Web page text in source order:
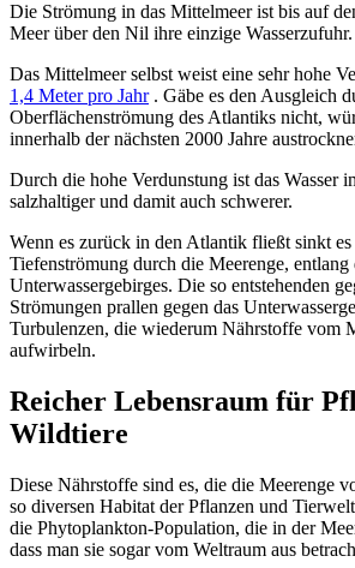
Die Strömung in das Mittelmeer ist bis auf
Meer über den Nil ihre einzige Wasserzufuhr.
Das Mittelmeer selbst weist eine sehr hohe
1,4 Meter pro Jahr. Gäbe es den Ausgleich
Oberflächenströmung des Atlantiks nicht,
innerhalb der nächsten 2000 Jahre
Durch die hohe Verdunstung ist das Wasser
salzhaltiger und damit auch schwerer.
Wenn es zurück in den Atlantik fließt sinkt
Tiefenströmung durch die Meerenge, entlang
Unterwassergebirges. Die so entstehenden
Strömungen prallen gegen das
Turbulenzen, die wiederum Nährstoffe vom
aufwirbeln.
Reicher Lebensraum für
Wildtiere
Diese Nährstoffe sind es, die die Meerenge
so diversen Habitat der Pflanzen und
die Phytoplankton-Population, die in der
dass man sie sogar vom Weltraum aus